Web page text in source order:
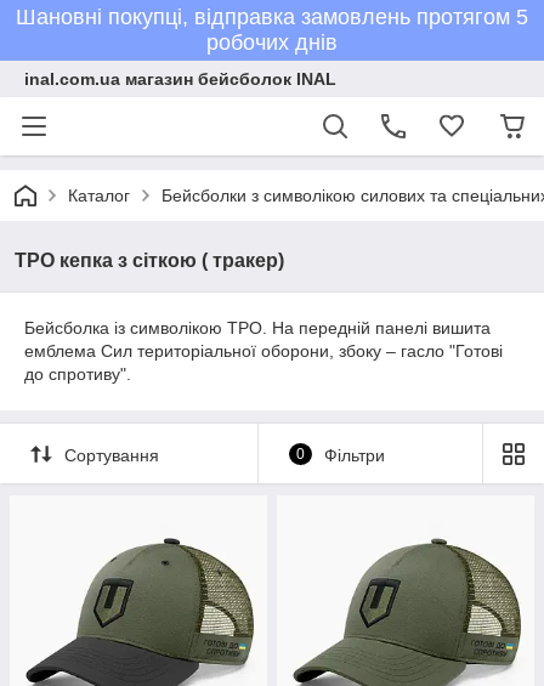
Шановні покупці, відправка замовлень протягом 5
робочих днів
inal.com.ua магазин бейсболок INAL
Каталог Бейсболки з символікою силових та
ТРО кепка з сіткою ( тракер)
Бейсболка із символікою ТРО. На передній панелі вишита
емблема Сил територіальної оборони, збоку – гасло "Готові
до спротиву".
Сортування 0 Фільтри